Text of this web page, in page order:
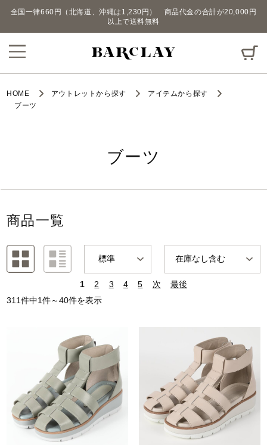
全国一律660円（北海道、沖縄は1,230円） 商品代金の合計が20,000円
以上で送料無料
HOME アウトレットから探す
アイテムから探す
ブーツ
ブーツ
商品一覧
1 2 3 4 5 次
最後
311件中1件～40件を表示